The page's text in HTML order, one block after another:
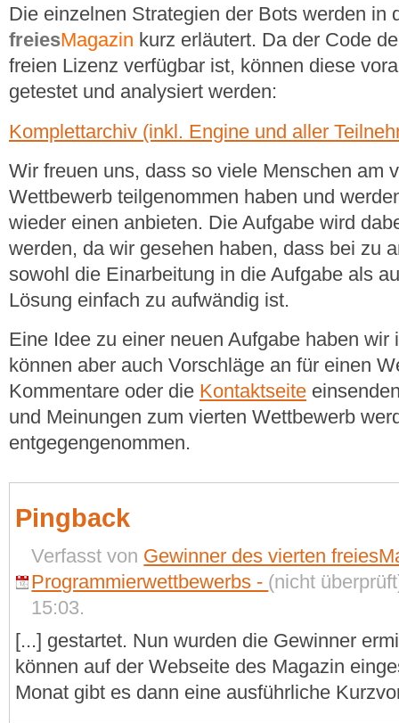
Die einzelnen Strategien der Bots werden in
freiesMagazin kurz erläutert. Da der Code
freien Lizenz verfügbar ist, können diese
getestet und analysiert werden:
Komplettarchiv (inkl. Engine und aller
Wir freuen uns, dass so viele Menschen am
Wettbewerb teilgenommen haben und
wieder einen anbieten. Die Aufgabe wird
werden, da wir gesehen haben, dass bei zu
sowohl die Einarbeitung in die Aufgabe als
Lösung einfach zu aufwändig ist.
Eine Idee zu einer neuen Aufgabe haben wir
können aber auch Vorschläge an für einen
Kommentare oder die Kontaktseite
und Meinungen zum vierten Wettbewerb
entgegengenommen.
Pingback
Verfasst von Gewinner des vierten
Programmierwettbewerbs - (nicht
15:03.
[...] gestartet. Nun wurden die Gewinner
können auf der Webseite des Magazin
Monat gibt es dann eine ausführliche